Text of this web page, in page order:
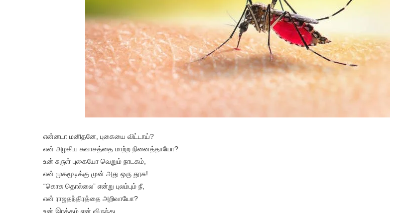
என்னடா மனிதனே, புகையை விட்டாய்?
என் அழகிய சுவாசத்தை மாற்ற நினைத்தாயோ?
உன் சுருள் புகையோ வெறும் நாடகம்,
என் முகமூடிக்கு முன் அது ஒரு தூசு!
“கொசு தொல்லை” என்று புலம்பும் நீ,
என் ராஜதந்திரத்தை அறிவாயோ?
உன் இரத்தம் என் விருந்து,